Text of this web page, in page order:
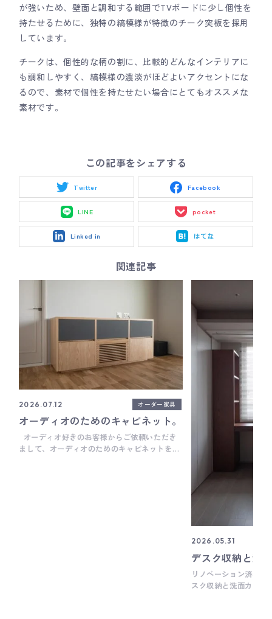
が強いため、壁面と調和する範囲でTVボードに少し個性を
持たせるために、独特の縞模様が特徴のチーク突板を採用
しています。
チークは、個性的な柄の割に、比較的どんなインテリアに
も調和しやすく、縞模様の濃淡がほどよいアクセントにな
るので、素材で個性を持たせたい場合にとてもオススメな
素材です。
この記事をシェアする
Twitter Facebook
LINE pocket
Linked in はてな
関連記事
2026.07.12 オーダー家具
オーディオのためのキャビネット。
オーディオ好きのお客様からご依頼いただき
まして、オーディオのためのキャビネットを製
2026.05.31
デスク収納と洗
リノベーション済み
スク収納と洗面カウン